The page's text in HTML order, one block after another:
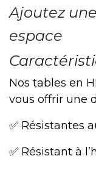
Ajoutez
espace
Nos tables en
vous offrir une
✅ Résistantes
✅ Résistant à